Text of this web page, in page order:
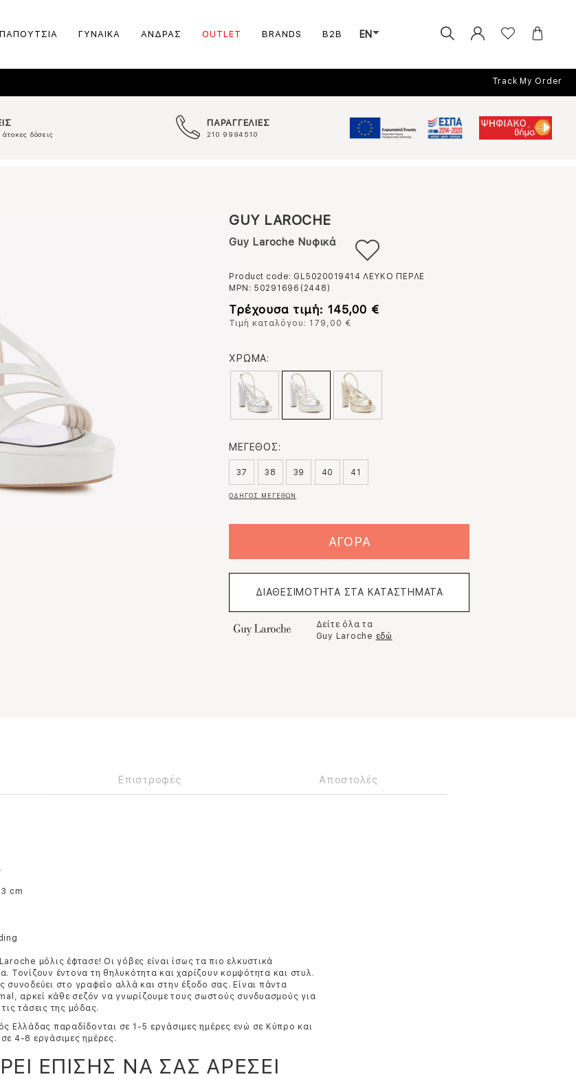
ΓΥΝΑΙΚΑ ΑΝΔΡΑΣ OUTLET BRANDS B2B EN
Track My Order
δόσεις
ΠΑΡΑΓΓΕΛΙΕΣ
210 9994510
GUY LAROCHE
Guy Laroche Νυφικά
Product code: GL5020019414 ΛΕΥΚΟ ΠΕΡΛΕ
MPN: 50291696(2448)
Τρέχουσα τιμή: 145,00 €
Τιμή καταλόγου: 179,00 €
ΧΡΩΜΑ:
ΜΕΓΕΘΟΣ:
37 38 39 40 41
ΟΔΗΓΟΣ ΜΕΓΕΘΩΝ
ΑΓΟΡΑ
ΔΙΑΘΕΣΙΜΟΤΗΤΑ ΣΤΑ ΚΑΤΑΣΤΗΜΑΤΑ
Δείτε όλα τα
Guy Laroche εδώ
Επιστροφές Αποστολές
cm
μόλις έφτασε! Οι γόβες είναι ίσως τα πιο ελκυστικά
Τονίζουν έντονα τη θηλυκότητα και χαρίζουν κομψότητα και στυλ.
συνοδεύει στο γραφείο αλλά και στην έξοδο σας. Είναι πάντα
αρκεί κάθε σεζόν να γνωρίζουμε τους σωστούς συνδυασμούς για
τάσεις της μόδας.
Ελλάδας παραδίδονται σε 1-5 εργάσιμες ημέρες ενώ σε Κύπρο και
4-8 εργάσιμες ημέρες.
ΕΠΙΣΗΣ ΝΑ ΣΑΣ ΑΡΕΣΕΙ